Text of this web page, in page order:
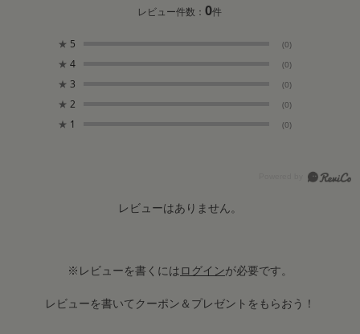
レビュー件数：0件
★ 5 (0)
★ 4 (0)
★ 3 (0)
★ 2 (0)
★ 1 (0)
レビューはありません。
※レビューを書くにはログインが必要です。
レビューを書いてクーポン＆プレゼントをもらおう！